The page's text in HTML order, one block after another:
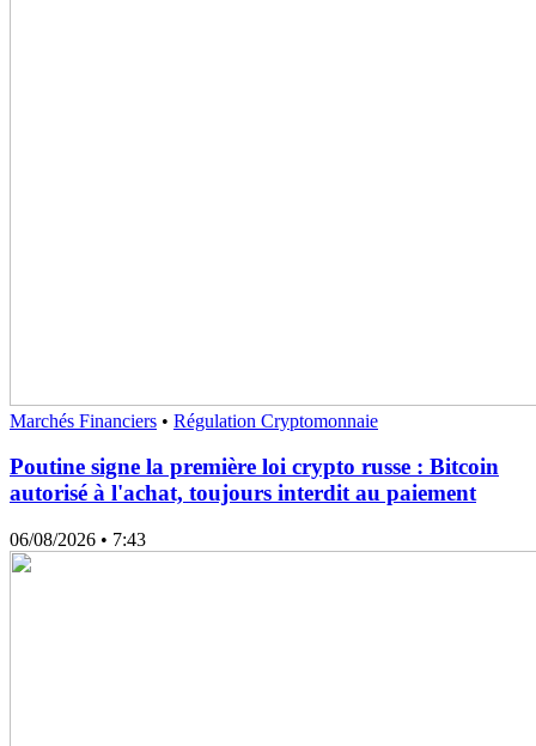
Marchés Financiers • Régulation Cryptomonnaie
Poutine signe la première loi crypto russe : Bitcoin
autorisé à l'achat, toujours interdit au paiement
06/08/2026 • 7:43